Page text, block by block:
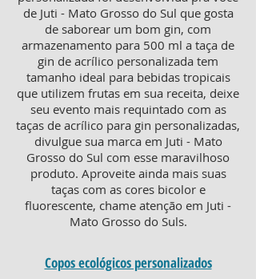
de Juti - Mato Grosso do Sul que gosta
de saborear um bom gin, com
armazenamento para 500 ml a taça de
gin de acrílico personalizada tem
tamanho ideal para bebidas tropicais
que utilizem frutas em sua receita, deixe
seu evento mais requintado com as
taças de acrílico para gin personalizadas,
divulgue sua marca em Juti - Mato
Grosso do Sul com esse maravilhoso
produto. Aproveite ainda mais suas
taças com as cores bicolor e
fluorescente, chame atenção em Juti -
Mato Grosso do Suls.
Copos ecológicos personalizados